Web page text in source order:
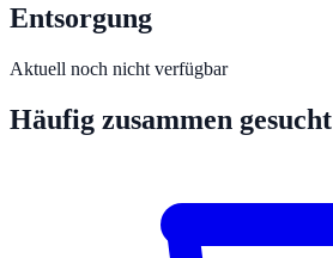
Entsorgung
Aktuell noch nicht verfügbar
Häufig zusammen gesucht